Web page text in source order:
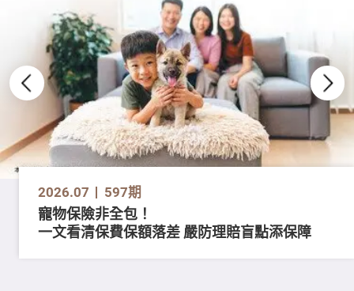
2026.07 597期
寵物保險非全包！
一文看清保費保額落差 嚴防理賠盲點添保障